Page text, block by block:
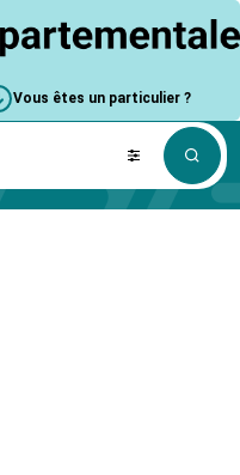
Vous êtes un particulier ?